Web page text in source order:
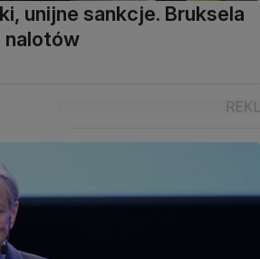
unijne sankcje. Bruksela
nalotów